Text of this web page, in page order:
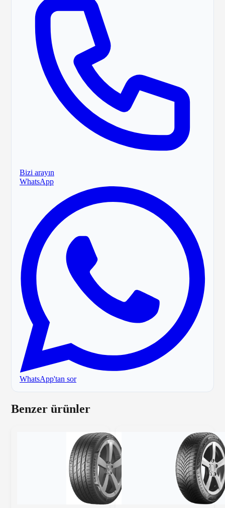
Bizi arayın
WhatsApp
WhatsApp'tan sor
Benzer ürünler